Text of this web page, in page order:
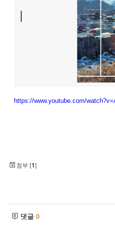
https://www.youtube.com/
첨부 [1]
댓글 0